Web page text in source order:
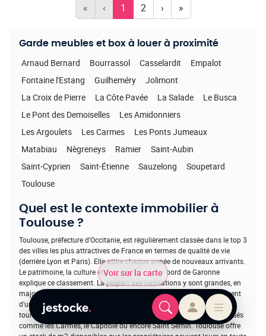
jestocke.
« ‹ 1 2 › »
Garde meubles et box à louer à proximité
Arnaud Bernard Bourrassol Casselardit
Empalot
Fontaine l'Estang
Guilheméry
Jolimont
La Croix de Pierre
La Côte Pavée La Salade
Le Busca
Le Pont des Demoiselles
Les Amidonniers
Les Argoulets
Les Carmes
Les Ponts Jumeaux
Matabiau
Nègreneys Ramier
Saint-Aubin
Saint-Cyprien
Saint-Étienne Sauzelong
Soupetard
Toulouse
Quel est le contexte immobilier à
Toulouse ?
Toulouse, préfecture d'Occitanie, est régulièrement classée dans le top 3
des villes les plus attractives de France en termes de qualité de vie
(derrière Lyon et Paris). Elle attire chaque année de nouveaux arrivants.
Le patrimoine, la culture et la qualité de vie en bord de Garonne
explique ce classement. La plupart des habitations y sont grandes, en
majorité entre 3 et 4 pièces, et plus de la moitié d'entre elles disposent
d'un garage, d'un box ou d'un parking. Le marché immobilier
toulousain suit la tendance nationale. Certains quartiers restent prisés
comme les Carmes, le Capitole ou encore Saint Sernin. Toulouse offre
Voir sur la carte